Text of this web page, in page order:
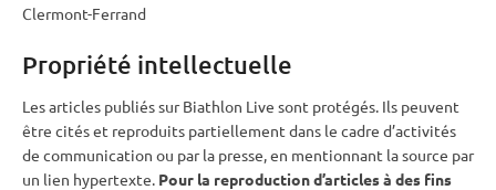
Clermont-Ferrand
Propriété intellectuelle
Les articles publiés sur Biathlon Live sont protégés. Ils peuvent
être cités et reproduits partiellement dans le cadre d’activités
de communication ou par la presse, en mentionnant la source par
un lien hypertexte. Pour la reproduction d’articles à des fins